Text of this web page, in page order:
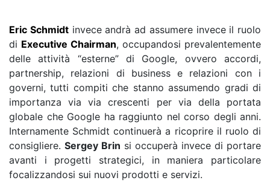
Eric Schmidtinvece andrà ad assumere invece il ruolo
di Executive Chairman, occupandosi prevalentemente
delle attività “esterne” di Google, ovvero accordi,
partnership, relazioni di business e relazioni con i
governi, tutti compiti che stanno assumendo gradi di
importanza via via crescenti per via della portata
globale che Google ha raggiunto nel corso degli anni.
Internamente Schmidt continuerà a ricoprire il ruolo di
consigliere. Sergey Brin si occuperà invece di portare
avanti i progetti strategici, in maniera particolare
focalizzandosi sui nuovi prodotti e servizi.